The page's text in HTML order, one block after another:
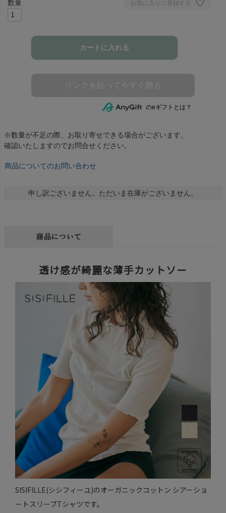
お気に入りに登録する
カートに入れる
のeギフトとは？
※数量が不足の際、お取り寄せできる場合がございます。
確認いたしますのでお問合せください。
商品についてのお問い合わせ
申し訳ございません。ただいま在庫がございません。
商品について
透け感が綺麗な薄手カットソー
SISIFILLE(シシフィーユ)のオーガニックコットン シアーショ
ートスリーブTシャツです。